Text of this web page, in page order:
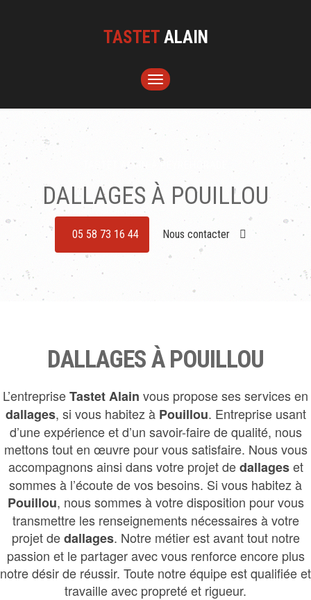
TASTET ALAIN
TOGGLE
NAVIGATION
TASTET ALAIN À PEYREHORADE
DALLAGES À POUILLOU
05 58 73 16 44 Nous contacter
DALLAGES À POUILLOU
L’entrepriseTastet Alain vous propose ses services en
dallages, si vous habitez à Pouillou. Entreprise usant
d’une expérience et d’un savoir-faire de qualité, nous
mettons tout en œuvre pour vous satisfaire. Nous vous
accompagnons ainsi dans votre projet dedallageset
sommes à l’écoute de vos besoins. Si vous habitez à
Pouillou, nous sommes à votre disposition pour vous
transmettre les renseignements nécessaires à votre
projet dedallages. Notre métier est avant tout notre
passion et le partager avec vous renforce encore plus
notre désir de réussir. Toute notre équipe est qualifiée et
travaille avec propreté et rigueur.